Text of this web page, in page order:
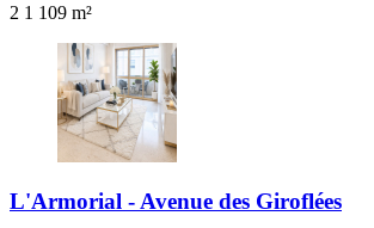
2 1 109 m²
L'Armorial - Avenue des Giroflées